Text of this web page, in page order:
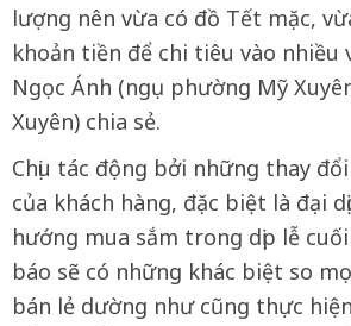
lượng nên vừa có đồ Tết mặc,
khoản tiền để chi tiêu vào nhiều
Ngọc Ánh (ngụ phường Mỹ
Xuyên) chia sẻ.
Chịu tác động bởi những thay
của khách hàng, đặc biệt là đại
hướng mua sắm trong dịp lễ
báo sẽ có những khác biệt so
bán lẻ dường như cũng thực